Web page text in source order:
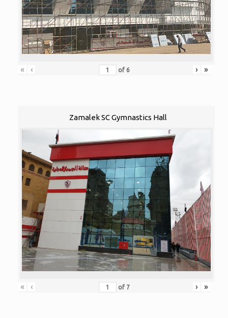
« ‹ of 6 › »
Zamalek SC Gymnastics Hall
« ‹ of 7 › »